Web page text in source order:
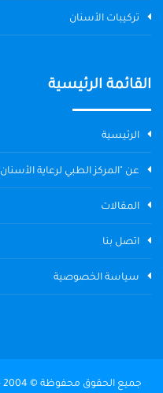
تركيبات الأسنان
القائمة الرئيسية
الرئيسية
عن "المركز الطبي لرعاية الأسنان"
المقالات
اتصل بنا
سياسة الخصوصية